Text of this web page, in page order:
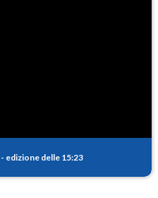
- edizione delle 15:23